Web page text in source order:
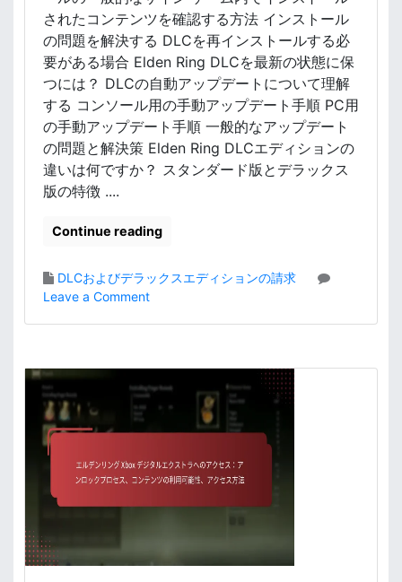
、
解
決
手
順
されたコンテンツを確認する方法 インストール
の問題を解決する DLCを再インストールする必
要がある場合 Elden Ring DLCを最新の状態に保
つには？ DLCの自動アップデートについて理解
する コンソール用の手動アップデート手順 PC用
の手動アップデート手順 一般的なアップデート
の問題と解決策 Elden Ring DLCエディションの
違いは何ですか？ スタンダード版とデラックス
版の特徴 ....
Continue reading
DLCおよびデラックスエディションの請求
Leave a Commento
デ
ン
リ
D
L
C